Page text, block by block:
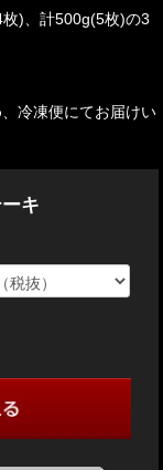
)、計500g(5枚)の3
冷凍便にてお届けい
キ